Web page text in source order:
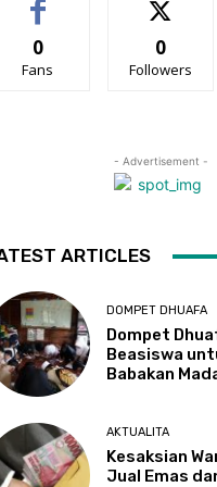
0
Fans
0
Followers
- Advertisement -
ARTICLES
DOMPET DHUAFA
Dompet
Beasiswa
Babakan
AKTUALITA
Kesaksian
Jual Emas